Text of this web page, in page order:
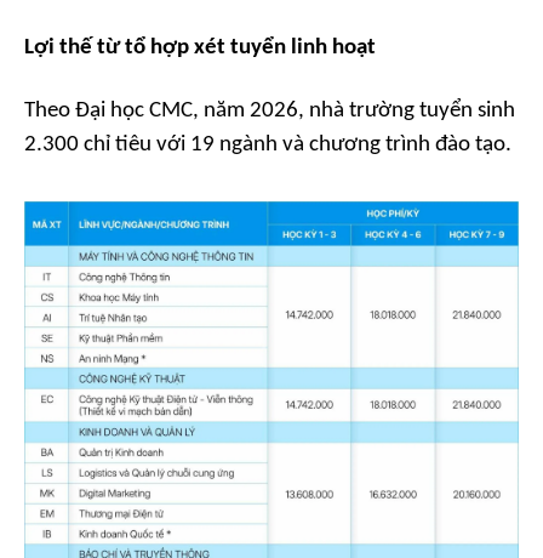
Lợi thế từ tổ hợp xét tuyển linh hoạt
Theo Đại học CMC, năm 2026, nhà trường tuyển sinh
2.300 chỉ tiêu với 19 ngành và chương trình đào tạo.